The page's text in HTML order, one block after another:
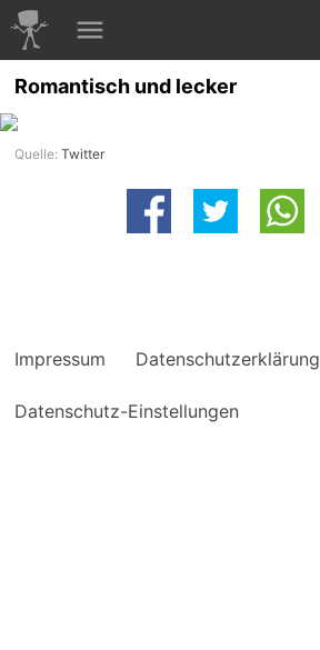
Romantisch und lecker
Quelle:Twitter
Impressum Datenschutzerklärung
Datenschutz-Einstellungen